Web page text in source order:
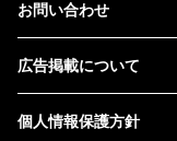
お問い合わせ
広告掲載について
個人情報保護方針